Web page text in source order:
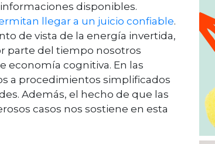
disponibles.
llegar a un juicio confiable.
de vista de la energía invertida,
parte del tiempo nosotros
economía cognitiva. En las
a procedimientos simplificados
Además, el hecho de que las
casos nos sostiene en esta